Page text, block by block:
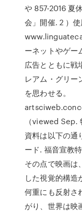
や 857-2016 夏
会」開催. 2 ）
ーネットやゲー
広告とともに戦
レアム・グリー
を思わせる。
（viewed Sep.
資料は以下の通
ード. 福音宣教
その点で映画は
した視覚的構造
何重にも反射さ
がり、世界は映